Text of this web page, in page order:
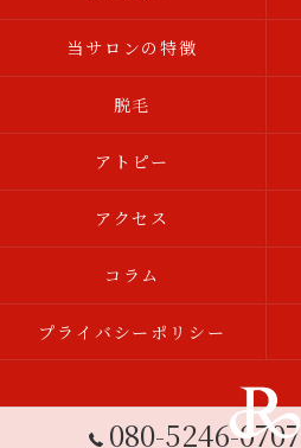
080-5246-0707
当サロンの特徴
脱毛
アトピー
アクセス
コラム
プライバシーポリシー